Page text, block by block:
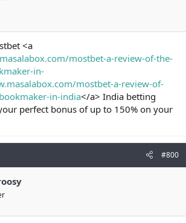
<a
mostbet-a-review-of-the-
in-
mostbet-a-review-of-
in-india</a> India betting
perfect bonus of up to 150% on your
#800